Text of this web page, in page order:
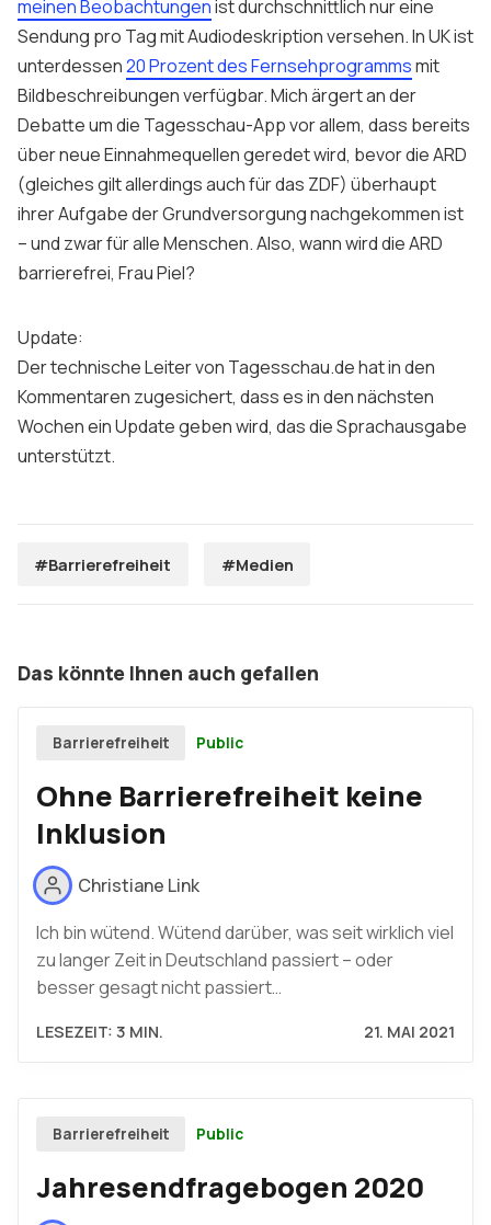
meinen Beobachtungenist durchschnittlich nur eine
Sendung pro Tag mit Audiodeskription versehen. In UK ist
unterdessen20 Prozent des Fernsehprogrammsmit
Bildbeschreibungen verfügbar. Mich ärgert an der
Debatte um die Tagesschau-App vor allem, dass bereits
über neue Einnahmequellen geredet wird, bevor die ARD
(gleiches gilt allerdings auch für das ZDF) überhaupt
ihrer Aufgabe der Grundversorgung nachgekommen ist
– und zwar für alle Menschen. Also, wann wird die ARD
barrierefrei, Frau Piel?
Update:
Der technische Leiter von Tagesschau.de hat in den
Kommentaren zugesichert, dass es in den nächsten
Wochen ein Update geben wird, das die Sprachausgabe
unterstützt.
#Barrierefreiheit #Medien
Das könnte Ihnen auch gefallen
Barrierefreiheit Public
Ohne Barrierefreiheit keine
Inklusion
Christiane Link
Ich bin wütend. Wütend darüber, was seit wirklich viel
zu langer Zeit in Deutschland passiert – oder
besser gesagt nicht passiert…
LESEZEIT: 3 MIN. 21. MAI 2021
Barrierefreiheit Public
Jahresendfragebogen 2020